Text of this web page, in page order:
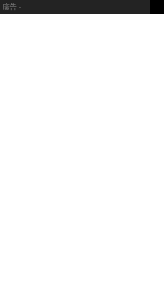
廣告 -